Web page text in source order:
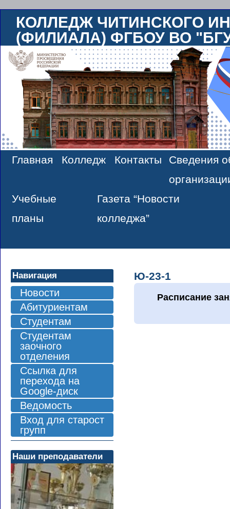
КОЛЛЕДЖ ЧИТИНСКОГО
(ФИЛИАЛА) ФГБОУ ВО
Skip
content
Главная Колледж Контакты
Сведения
Учебные
планы
Газета “Новости
колледжа”
Ю-23-1
Расписание
Навигация
Новости
Абитуриентам
Студентам
Студентам
заочного
отделения
Ссылка для
перехода на
Google-диск
Ведомость
Вход для старост
групп
Наши преподаватели